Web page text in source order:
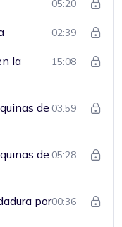
05:20
02:39
la
15:08
de 03:59
de 05:28
por00:36